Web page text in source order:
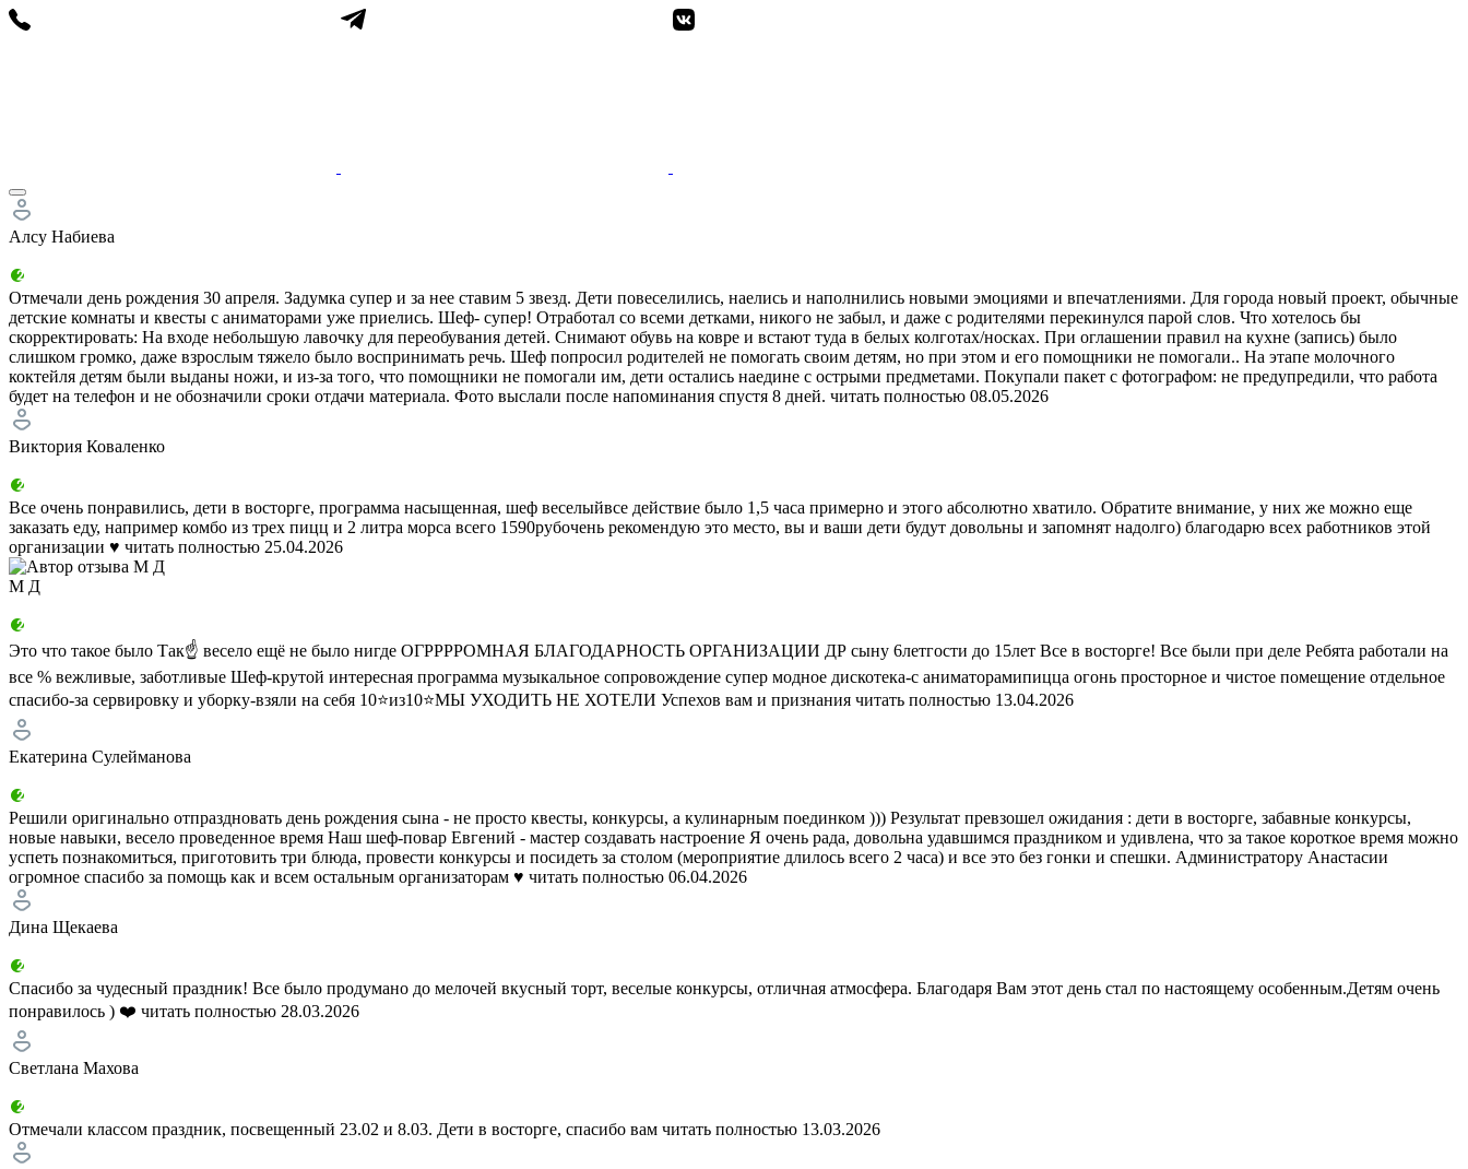
Алсу Набиева
Отмечали день рождения 30 апреля. Задумка супер и за нее ставим 5 звезд. Дети повеселились, наелись и наполнились новыми эмоциями и впечатлениями. Для города новый проект, обычные
детские комнаты и квесты с аниматорами уже приелись. Шеф- супер! Отработал со всеми детками, никого не забыл, и даже с родителями перекинулся парой слов. Что хотелось бы
скорректировать: На входе небольшую лавочку для переобувания детей. Снимают обувь на ковре и встают туда в белых колготах/носках. При оглашении правил на кухне (запись) было
слишком громко, даже взрослым тяжело было воспринимать речь. Шеф попросил родителей не помогать своим детям, но при этом и его помощники не помогали.. На этапе молочного
коктейля детям были выданы ножи, и из-за того, что помощники не помогали им, дети остались наедине с острыми предметами. Покупали пакет с фотографом: не предупредили, что работа
будет на телефон и не обозначили сроки отдачи материала. Фото выслали после напоминания спустя 8 дней. читать полностью 08.05.2026
Виктория Коваленко
Все очень понравились, дети в восторге, программа насыщенная, шеф веселыйвсе действие было 1,5 часа примерно и этого абсолютно хватило. Обратите внимание, у них же можно еще
заказать еду, например комбо из трех пицц и 2 литра морса всего 1590рубочень рекомендую это место, вы и ваши дети будут довольны и запомнят надолго) благодарю всех работников этой
организации ♥️ читать полностью 25.04.2026
М Д
Это что такое было Так☝ весело ещё не было нигде ОГРРРРОМНАЯ БЛАГОДАРНОСТЬ ОРГАНИЗАЦИИ ДР сыну 6летгости до 15лет Все в восторге! Все были при деле Ребята работали на
все % вежливые, заботливые Шеф-крутой интересная программа музыкальное сопровождение супер модное дискотека-с аниматорамипицца огонь просторное и чистое помещение отдельное
спасибо-за сервировку и уборку-взяли на себя 10⭐️из10⭐️МЫ УХОДИТЬ НЕ ХОТЕЛИ Успехов вам и признания читать полностью 13.04.2026
Екатерина Сулейманова
Решили оригинально отпраздновать день рождения сына - не просто квесты, конкурсы, а кулинарным поединком ))) Результат превзошел ожидания : дети в восторге, забавные конкурсы,
новые навыки, весело проведенное время Наш шеф-повар Евгений - мастер создавать настроение Я очень рада, довольна удавшимся праздником и удивлена, что за такое короткое время можно
успеть познакомиться, приготовить три блюда, провести конкурсы и посидеть за столом (мероприятие длилось всего 2 часа) и все это без гонки и спешки. Администратору Анастасии
огромное спасибо за помощь как и всем остальным организаторам ♥️ читать полностью 06.04.2026
Дина Щекаева
Спасибо за чудесный праздник! Все было продумано до мелочей вкусный торт, веселые конкурсы, отличная атмосфера. Благодаря Вам этот день стал по настоящему особенным.Детям очень
понравилось ) ❤️ читать полностью 28.03.2026
Светлана Махова
Отмечали классом праздник, посвещенный 23.02 и 8.03. Дети в восторге, спасибо вам читать полностью 13.03.2026